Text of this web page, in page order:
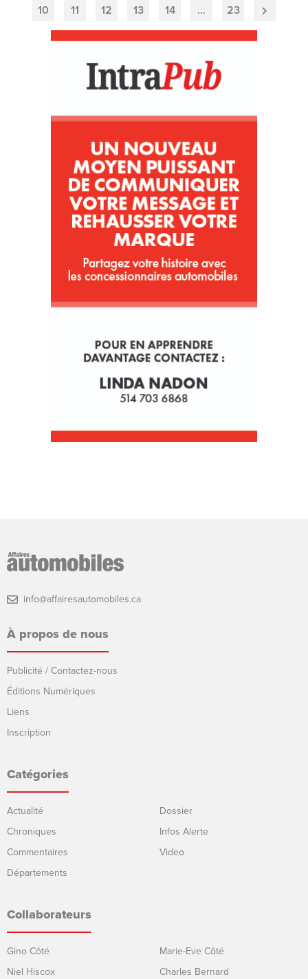
10 11 12 13 14 … 23
info@affairesautomobiles.ca
À propos de nous
Publicité / Contactez-nous
Éditions Numériques
Liens
Inscription
Catégories
Actualité
Chroniques
Commentaires
Départements
Dossier
Infos Alerte
Video
Collaborateurs
Gino Côté
Niel Hiscox
Marie-Eve Côté
Charles Bernard